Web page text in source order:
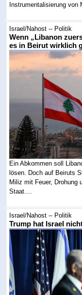
Instrumentalisierung von
Israel/Nahost -- Politik
Wenn „Libanon
es in Beirut wirklich
Ein Abkommen soll
lösen. Doch auf Beiruts
Miliz mit Feuer, Drohung
Staat....
Israel/Nahost -- Politik
Trump hat Israel